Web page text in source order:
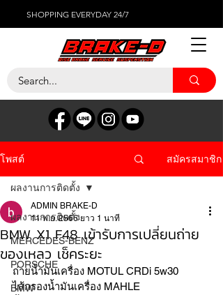
SHOPPING EVERYDAY 24/7
โพสต์ สมัครสมาชิก
ผลงานการติดตั้ง
MERCEDES-BENZ
PORSCHE
BMW
ผลงานการติดตั้ง
BMW X1 F48 เข้ารับการเปลี่ยนถ่าย
ของเหลว เช็คระยะ
ADMIN BRAKE-D
11 พ.ย. 2566 ยาว 1 นาที
ถ่ายน้ำมันเครื่อง MOTUL CRDi 5w30
ไส้กรองน้ำมันเครื่อง MAHLE